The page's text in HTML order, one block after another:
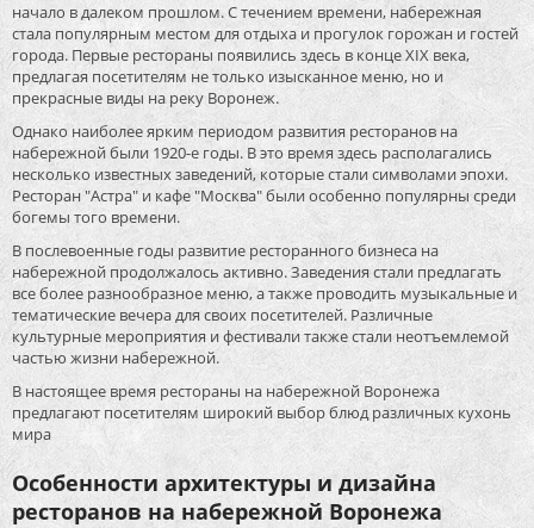
начало в далеком прошлом. С течением времени, набережная
стала популярным местом для отдыха и прогулок горожан и гостей
города. Первые рестораны появились здесь в конце XIX века,
предлагая посетителям не только изысканное меню, но и
прекрасные виды на реку Воронеж.
Однако наиболее ярким периодом развития ресторанов на
набережной были 1920-е годы. В это время здесь располагались
несколько известных заведений, которые стали символами эпохи.
Ресторан "Астра" и кафе "Москва" были особенно популярны среди
богемы того времени.
В послевоенные годы развитие ресторанного бизнеса на
набережной продолжалось активно. Заведения стали предлагать
все более разнообразное меню, а также проводить музыкальные и
тематические вечера для своих посетителей. Различные
культурные мероприятия и фестивали также стали неотъемлемой
частью жизни набережной.
В настоящее время рестораны на набережной Воронежа
предлагают посетителям широкий выбор блюд различных кухонь
мира
Особенности архитектуры и дизайна
ресторанов на набережной Воронежа